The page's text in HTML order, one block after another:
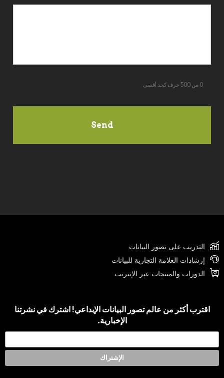
0 من 500 حرف كحد أقصى
التدريب على تصور البيانات
إرشادات العلامة التجارية للبيانات
الدورات والمنتجات عبر الإنترنت
اقترب أكثر من عالم تصور البيانات الإبداعي! اشترك في نشرتنا
الإخبارية.